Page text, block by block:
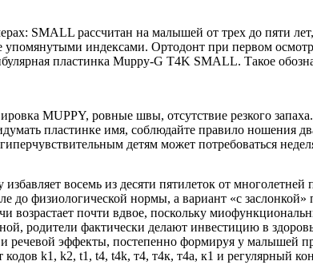
SMALL рассчитан на малышей от трех до пяти
упомянутыми индексами. Ортодонт при первом
пластинка Muppy-G T4K SMALL. Такое
MUPPY, ровные швы, отсутствие резкого
пластинке имя, соблюдайте правило ношения
детям может потребоваться
восемь из десяти пятилеток от
до физиологической нормы, а вариант «с
возрастает почти вдвое, поскольку
родители фактически делают инвестицию в
речевой эффекты, постепенно формируя у малышей
k1, k2, t1, t4, t4k, т4, т4к, т4а, к1 и регулярный